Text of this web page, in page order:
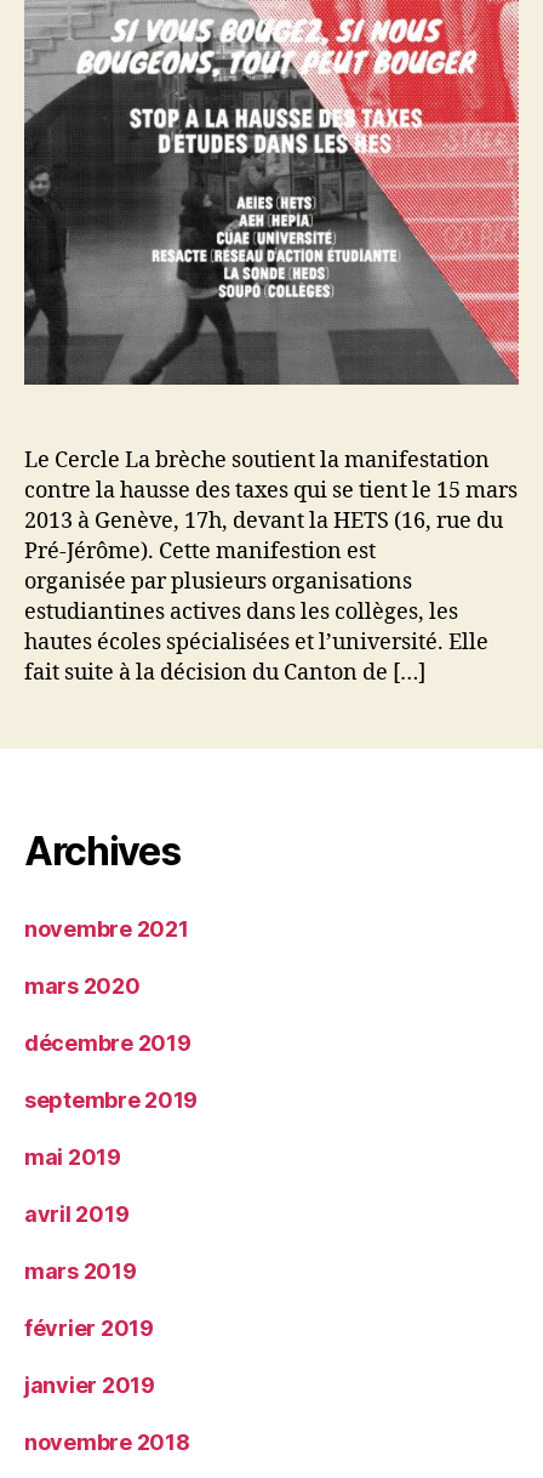
Le Cercle La brèche soutient la manifestation
contre la hausse des taxes qui se tient le 15 mars
2013 à Genève, 17h, devant la HETS (16, rue du
Pré-Jérôme). Cette manifestion est
organisée par plusieurs organisations
estudiantines actives dans les collèges, les
hautes écoles spécialisées et l’université. Elle
fait suite à la décision du Canton de […]
Archives
novembre 2021
mars 2020
décembre 2019
septembre 2019
mai 2019
avril 2019
mars 2019
février 2019
janvier 2019
novembre 2018